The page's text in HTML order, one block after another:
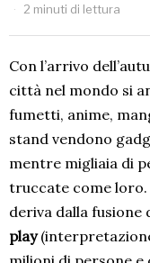
2 minuti di lettura
Con l’arrivo
città nel mondo si
fumetti, anime,
stand vendono
mentre migliaia di
truccate come loro.
deriva dalla fusione
play